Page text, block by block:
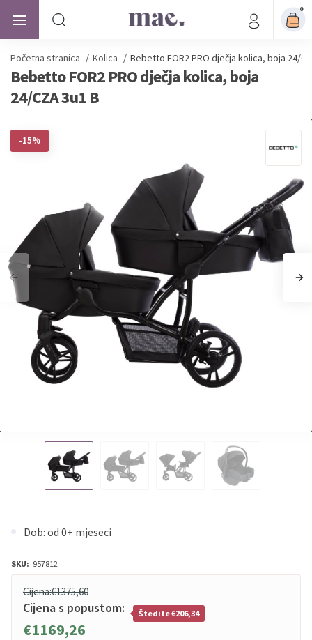
0
Početna stranica / Kolica / Bebetto FOR2 PRO dječja kolica, boja 24/
Bebetto FOR2 PRO dječja kolica, boja
24/CZA 3u1 B
-15%
Dob: od 0+ mjeseci
SKU: 957812
Cijena:€1375,60
Cijena s popustom:
€1169,26
Štedite €206,34